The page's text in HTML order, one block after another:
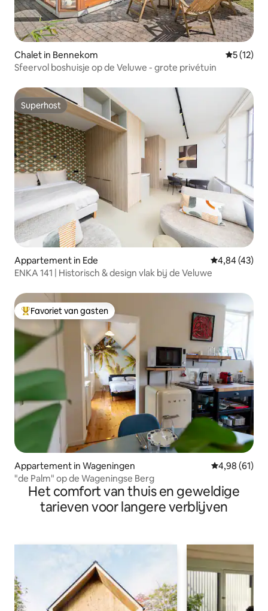
Chalet in Bennekom
5 (12)
Sfeervol boshuisje op de Veluwe - grote privétuin
Superhost
Superhost
Appartement in Ede Gemiddelde
4,84 (43)
ENKA 141 | Historisch & design vlak bij de Veluwe
Topfavoriet van gasten
Favoriet van gasten
Appartement in Wageningen Gemiddelde
4,98 (61)
"de Palm" op de Wageningse Berg
Het comfort van thuis en geweldige
tarieven voor langere verblijven